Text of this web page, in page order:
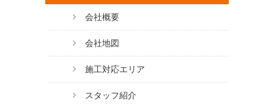
会社概要
会社地図
施工対応エリア
スタッフ紹介